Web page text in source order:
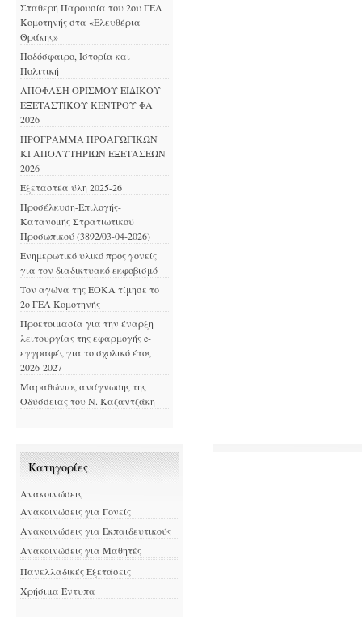
Σταθερή Παρουσία του 2ου ΓΕΛ
Κομοτηνής στα «Ελευθέρια
Θράκης»
Ποδόσφαιρο, Ιστορία και
Πολιτική
ΑΠΟΦΑΣΗ ΟΡΙΣΜΟΥ ΕΙΔΙΚΟΥ
ΕΞΕΤΑΣΤΙΚΟΥ ΚΕΝΤΡΟΥ ΦΑ
2026
ΠΡΟΓΡΑΜΜΑ ΠΡΟΑΓΩΓΙΚΩΝ
ΚΙ ΑΠΟΛΥΤΗΡΙΩΝ ΕΞΕΤΑΣΕΩΝ
2026
Εξεταστέα ύλη 2025-26
Προσέλκυση-Επιλογής-
Κατανομής Στρατιωτικού
Προσωπικού (3892/03-04-2026)
Ενημερωτικό υλικό προς γονείς
για τον διαδικτυακό εκφοβισμό
Τον αγώνα της ΕΟΚΑ τίμησε το
2ο ΓΕΛ Κομοτηνής
Προετοιμασία για την έναρξη
λειτουργίας της εφαρμογής e-
εγγραφές για το σχολικό έτος
2026-2027
Μαραθώνιος ανάγνωσης της
Οδύσσειας του Ν. Καζαντζάκη
Kατηγορίες
Ανακοινώσεις
Ανακοινώσεις για Γονείς
Ανακοινώσεις για Εκπαιδευτικούς
Ανακοινώσεις για Μαθητές
Πανελλαδικές Εξετάσεις
Χρήσιμα Έντυπα